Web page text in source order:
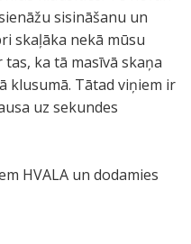
sisināšanu un
skaļāka nekā mūsu
ka tā masīvā skaņa
klusumā. Tātad viņiem ir
uz sekundes
HVALA un dodamies